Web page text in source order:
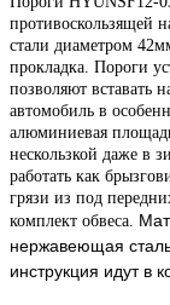
противоскользящей
стали диаметром
прокладка. Пороги
позволяют вставать
автомобиль в
алюминиевая
нескользкой даже в
работать как
грязи из под
комплект обвеса.
нержавеющая сталь
инструкция идут в